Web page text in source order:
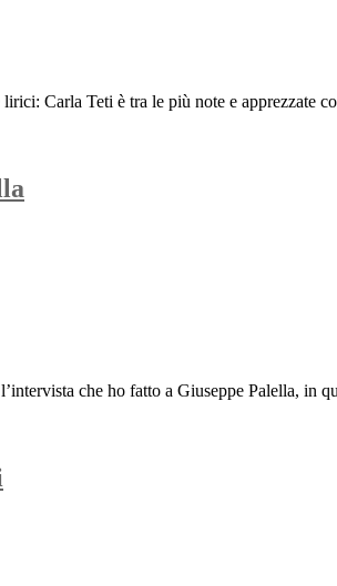
Carla Teti è tra le più note e apprezzate
che ho fatto a Giuseppe Palella, in